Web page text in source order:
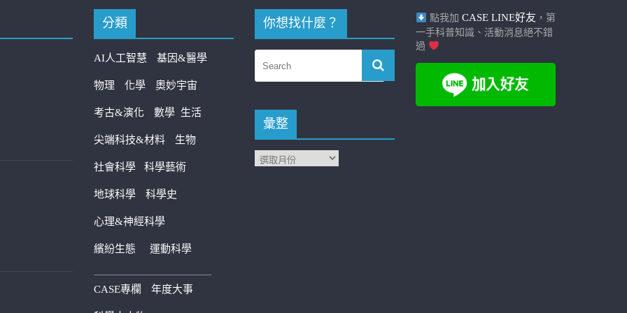
分類
AI人工智慧 基因&醫學
物理 化學 奧妙宇宙
考古&演化 數學 生活
尖端科技&材料 生物
社會科學 科學藝術
地球科學 科學史
心理&神經科學
繽紛生態 運動科學
————————————
CASE專欄 年度大事
你想找什麼？
彙整
點我加 CASE LINE好友 ，第
一手科普知識、活動消息絕不錯
過